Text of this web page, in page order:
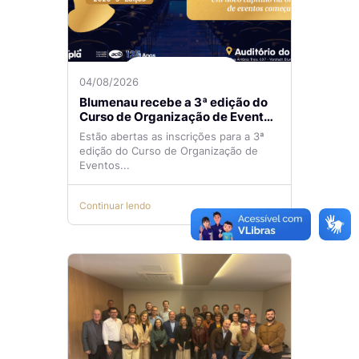
04/08/2026
Blumenau recebe a 3ª edição do
Curso de Organização de Eventos
Lilian Ribeiro
Estão abertas as inscrições para a 3ª
edição do Curso de Organização de
Eventos...
Continuar lendo